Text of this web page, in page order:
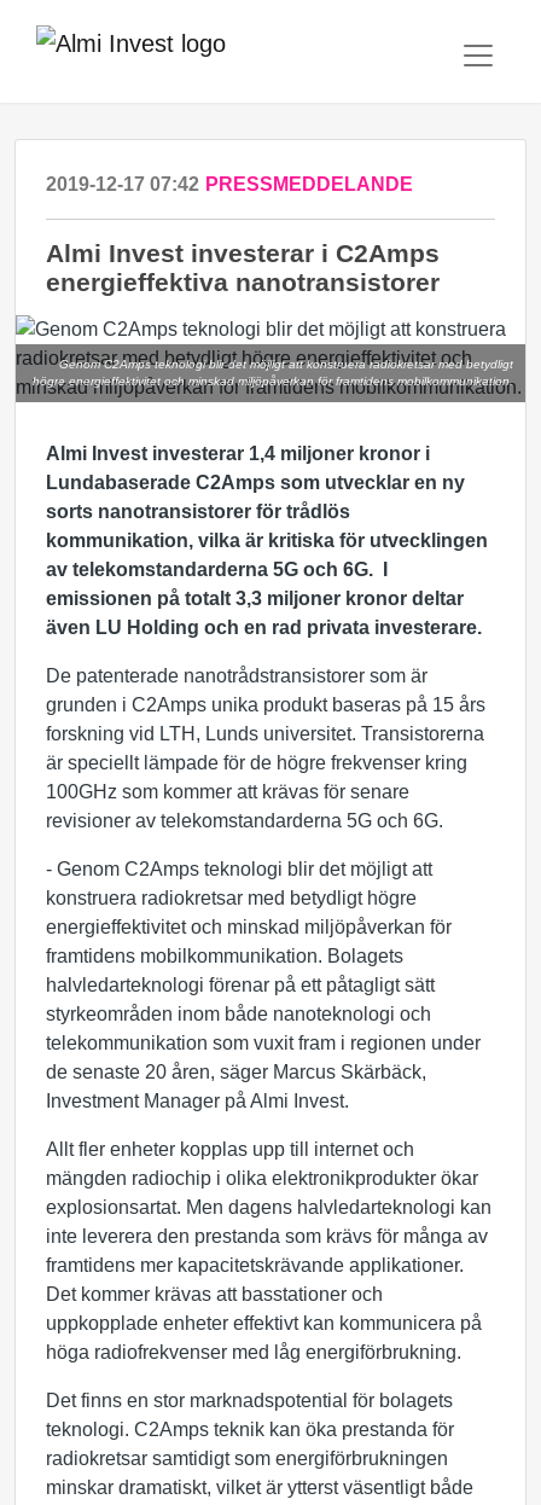
2019-12-17 07:42 PRESSMEDDELANDE
Almi Invest investerar i C2Amps
energieffektiva nanotransistorer
Genom C2Amps teknologi blir det möjligt att konstruera radiokretsar med betydligt
högre energieffektivitet och minskad miljöpåverkan för framtidens mobilkommunikation.
Almi Invest investerar 1,4 miljoner kronor i
Lundabaserade C2Amps som utvecklar en ny
sorts nanotransistorer för trådlös
kommunikation, vilka är kritiska för utvecklingen
av telekomstandarderna 5G och 6G. I
emissionen på totalt 3,3 miljoner kronor deltar
även LU Holding och en rad privata investerare.
De patenterade nanotrådstransistorer som är
grunden i C2Amps unika produkt baseras på 15 års
forskning vid LTH, Lunds universitet. Transistorerna
är speciellt lämpade för de högre frekvenser kring
100GHz som kommer att krävas för senare
revisioner av telekomstandarderna 5G och 6G.
- Genom C2Amps teknologi blir det möjligt att
konstruera radiokretsar med betydligt högre
energieffektivitet och minskad miljöpåverkan för
framtidens mobilkommunikation. Bolagets
halvledarteknologi förenar på ett påtagligt sätt
styrkeområden inom både nanoteknologi och
telekommunikation som vuxit fram i regionen under
de senaste 20 åren, säger Marcus Skärbäck,
Investment Manager på Almi Invest.
Allt fler enheter kopplas upp till internet och
mängden radiochip i olika elektronikprodukter ökar
explosionsartat. Men dagens halvledarteknologi kan
inte leverera den prestanda som krävs för många av
framtidens mer kapacitetskrävande applikationer.
Det kommer krävas att basstationer och
uppkopplade enheter effektivt kan kommunicera på
höga radiofrekvenser med låg energiförbrukning.
Det finns en stor marknadspotential för bolagets
teknologi. C2Amps teknik kan öka prestanda för
radiokretsar samtidigt som energiförbrukningen
minskar dramatiskt, vilket är ytterst väsentligt både